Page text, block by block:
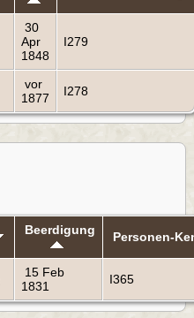
30
Apr
1848
I279
vor
1877
I278
Beerdigung Personen-
15 Feb
1831
I365